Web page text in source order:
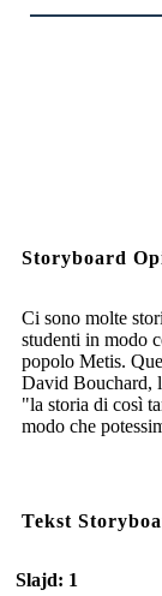
Storyboard
Ci sono molte
studenti in modo
popolo Metis.
David Bouchard,
"la storia di così
modo che
Tekst
Slajd: 1